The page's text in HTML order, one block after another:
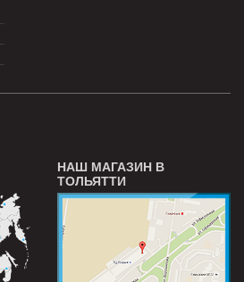
НАШ МАГАЗИН В
ТОЛЬЯТТИ